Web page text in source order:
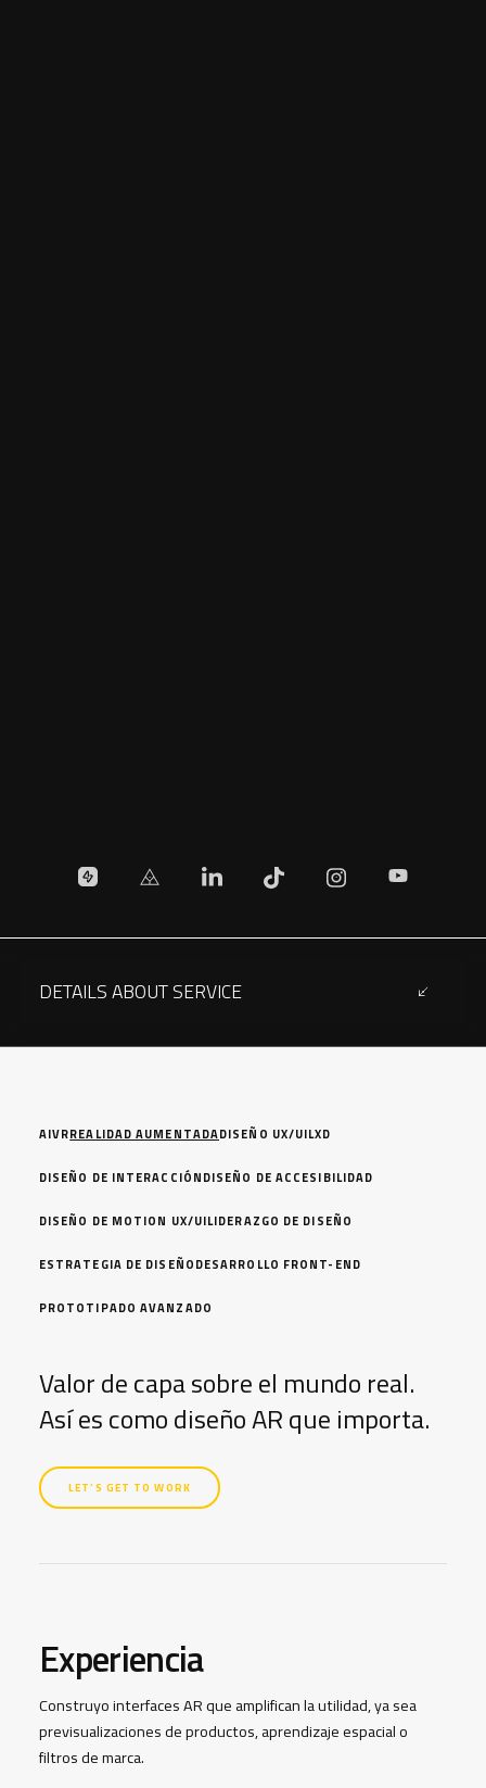
DETAILS ABOUT SERVICE
Check out my Zaap profile
Valor de capa sobre el mundo real.
Así es como diseño AR que importa.
LET’S GET TO WORK
Experiencia
Construyo interfaces AR que amplifican la utilidad, ya sea
previsualizaciones de productos, aprendizaje espacial o
filtros de marca.
AIVRREALIDAD AUMENTADADISEÑO UX/UILXD
DISEÑO DE INTERACCIÓNDISEÑO DE ACCESIBILIDAD
DISEÑO DE MOTION UX/UILIDERAZGO DE DISEÑO
ESTRATEGIA DE DISEÑODESARROLLO FRONT-END
PROTOTIPADO AVANZADO